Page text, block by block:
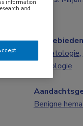
Hematologie,
Neurologie
Benigne
information
and